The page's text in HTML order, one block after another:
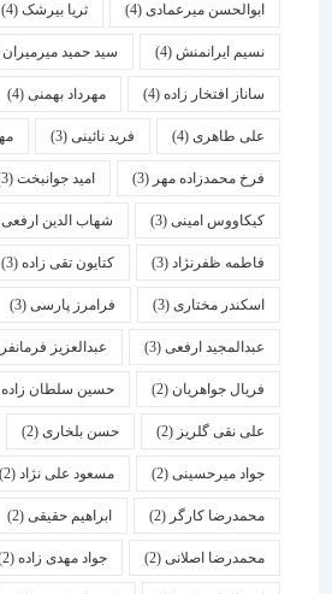
ابوالحسن میرعمادی(4) ثریا بیرشک(4)
نسیم ایرانمنش(4) سید حمید میرمیران(4)
ساناز افتخار زاده(4) مهرداد بهمنی (4)
علی طاهری(4) فرید نائینی(3) مهناز
فرخ محمدزاده مهر(3) امید جوانبخت(3)
کیکاووس امینی(3) شهاب الدین ارفعی(3)
فاطمه ظفرنژاد(3) کتایون تقی زاده(3)
اسكندر مختاری (3) فرامرز پارسی(3)
عبدالمجید ارفعی(3) عبدالعزیز فرمانفرماییان(3)
فریال جواهریان(2) حسین سلطان زاده(2)
علی نقی گلریز(2) حسن بلخاری(2)
جواد میرحسینی(2) مسعود علی نژاد(2)
محمدرضا کارگر(2) ابراهیم حقیقی(2)
محمدرضا اصلانی(2) جواد مهدی زاده(2)